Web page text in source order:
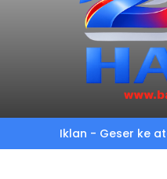
Iklan - Geser ke